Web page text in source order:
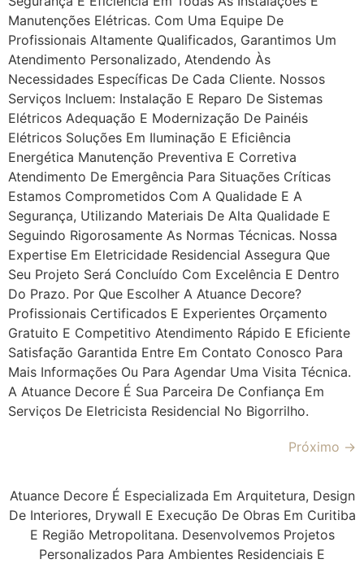
Manutenções Elétricas. Com Uma Equipe De
Profissionais Altamente Qualificados, Garantimos Um
Atendimento Personalizado, Atendendo Às
Necessidades Específicas De Cada Cliente. Nossos
Serviços Incluem: Instalação E Reparo De Sistemas
Elétricos Adequação E Modernização De Painéis
Elétricos Soluções Em Iluminação E Eficiência
Energética Manutenção Preventiva E Corretiva
Atendimento De Emergência Para Situações Críticas
Estamos Comprometidos Com A Qualidade E A
Segurança, Utilizando Materiais De Alta Qualidade E
Seguindo Rigorosamente As Normas Técnicas. Nossa
Expertise Em Eletricidade Residencial Assegura Que
Seu Projeto Será Concluído Com Excelência E Dentro
Do Prazo. Por Que Escolher A Atuance Decore?
Profissionais Certificados E Experientes Orçamento
Gratuito E Competitivo Atendimento Rápido E Eficiente
Satisfação Garantida Entre Em Contato Conosco Para
Mais Informações Ou Para Agendar Uma Visita Técnica.
A Atuance Decore É Sua Parceira De Confiança Em
Serviços De Eletricista Residencial No Bigorrilho.
Próximo →
Atuance Decore É Especializada Em Arquitetura, Design
De Interiores, Drywall E Execução De Obras Em Curitiba
E Região Metropolitana. Desenvolvemos Projetos
Personalizados Para Ambientes Residenciais E